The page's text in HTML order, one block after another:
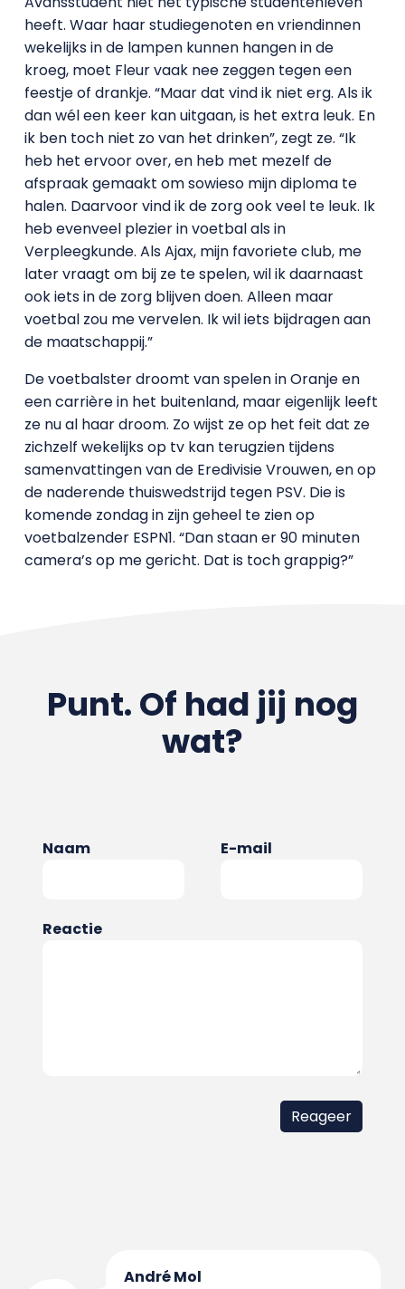
heeft. Waar haar studiegenoten en vriendinnen
wekelijks in de lampen kunnen hangen in de
kroeg, moet Fleur vaak nee zeggen tegen een
feestje of drankje. “Maar dat vind ik niet erg. Als ik
dan wél een keer kan uitgaan, is het extra leuk. En
ik ben toch niet zo van het drinken”, zegt ze. “Ik
heb het ervoor over, en heb met mezelf de
afspraak gemaakt om sowieso mijn diploma te
halen. Daarvoor vind ik de zorg ook veel te leuk. Ik
heb evenveel plezier in voetbal als in
Verpleegkunde. Als Ajax, mijn favoriete club, me
later vraagt om bij ze te spelen, wil ik daarnaast
ook iets in de zorg blijven doen. Alleen maar
voetbal zou me vervelen. Ik wil iets bijdragen aan
de maatschappij.”
De voetbalster droomt van spelen in Oranje en
een carrière in het buitenland, maar eigenlijk leeft
ze nu al haar droom. Zo wijst ze op het feit dat ze
zichzelf wekelijks op tv kan terugzien tijdens
samenvattingen van de Eredivisie Vrouwen, en op
de naderende thuiswedstrijd tegen PSV. Die is
komende zondag in zijn geheel te zien op
voetbalzender ESPN1. “Dan staan er 90 minuten
camera’s op me gericht. Dat is toch grappig?”
Punt. Of had jij nog
wat?
Naam E-mail
Reactie
André Mol